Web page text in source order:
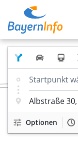
Optionen